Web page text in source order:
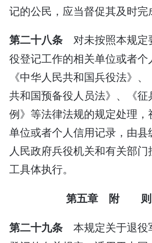
记的公民，应当督促其及时完
第二十八条对未按照本规定
役登记工作的相关单位或者个
《中华人民共和国兵役法》
共和国预备役人员法》、《征
例》等法律法规的规定处理，
单位或者个人信用记录，由县
人民政府兵役机关和有关部
工具体执行。
第五章 附 则
第二十九条 本规定关于退役